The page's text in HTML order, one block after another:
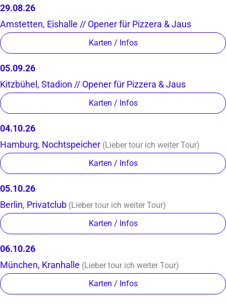
29.08.26
Amstetten, Eishalle // Opener für Pizzera & Jaus
Karten / Infos
05.09.26
Kitzbühel , Stadion // Opener für Pizzera & Jaus
Karten / Infos
04.10.26
Hamburg, Nochtspeicher (Lieber tour ich weiter Tour)
Karten / Infos
05.10.26
Berlin, Privatclub (Lieber tour ich weiter Tour)
Karten / Infos
06.10.26
München, Kranhalle (Lieber tour ich weiter Tour)
Karten / Infos